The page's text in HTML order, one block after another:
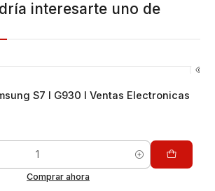
interesarte uno de
S7 I G930 I Ventas Electronicas
Comprar ahora